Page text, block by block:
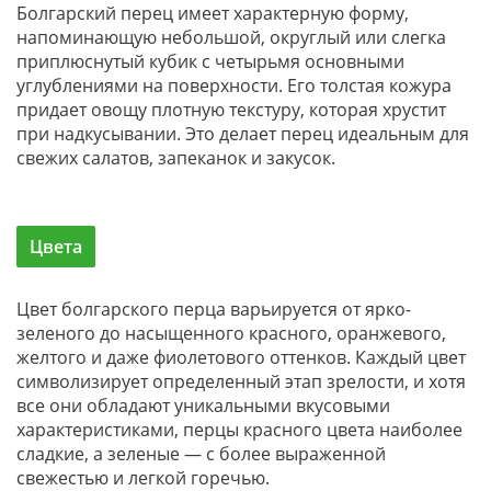
Болгарский перец имеет характерную форму,
напоминающую небольшой, округлый или слегка
приплюснутый кубик с четырьмя основными
углублениями на поверхности. Его толстая кожура
придает овощу плотную текстуру, которая хрустит
при надкусывании. Это делает перец идеальным для
свежих салатов, запеканок и закусок.
Цвета
Цвет болгарского перца варьируется от ярко-
зеленого до насыщенного красного, оранжевого,
желтого и даже фиолетового оттенков. Каждый цвет
символизирует определенный этап зрелости, и хотя
все они обладают уникальными вкусовыми
характеристиками, перцы красного цвета наиболее
сладкие, а зеленые — с более выраженной
свежестью и легкой горечью.